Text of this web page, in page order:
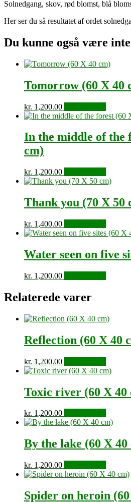
Solnedgang, skov, rød blomst, blå
Her ser du så resultatet af ordet
Du kunne også være
Tomorrow (60 X 40
kr. 1,200.00
In the middle of the
cm)
kr. 1,200.00
Thank you (70 X 50
kr. 1,400.00
Water seen on five
kr. 1,200.00
Relaterede varer
Reflection (60 X 40
kr. 1,200.00
Toxic river (60 X 40
kr. 1,200.00
By the lake (60 X 40
kr. 1,200.00
Spider on heroin